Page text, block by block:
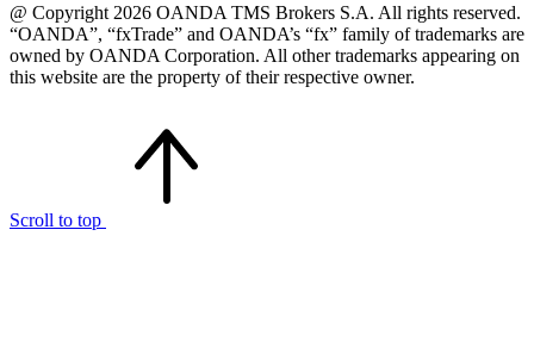
@ Copyright 2026 OANDA TMS Brokers S.A. All rights reserved.
“OANDA”, “fxTrade” and OANDA’s “fx” family of trademarks are
owned by OANDA Corporation. All other trademarks appearing on
this website are the property of their respective owner.
Scroll to top